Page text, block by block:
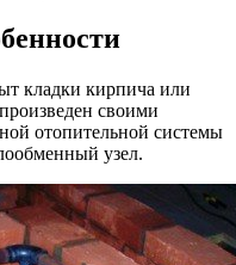
кладки кирпича или
своими
отопительной системы
узел.